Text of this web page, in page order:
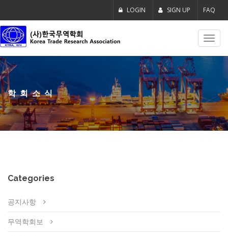
LOGIN SIGN UP FAQ
학회소식
Categories
공지사항
무역학회보